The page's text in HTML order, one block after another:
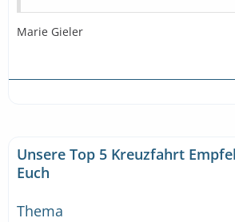
Marie Gieler
Unsere Top 5 Kreuzfahrt
Euch
Thema